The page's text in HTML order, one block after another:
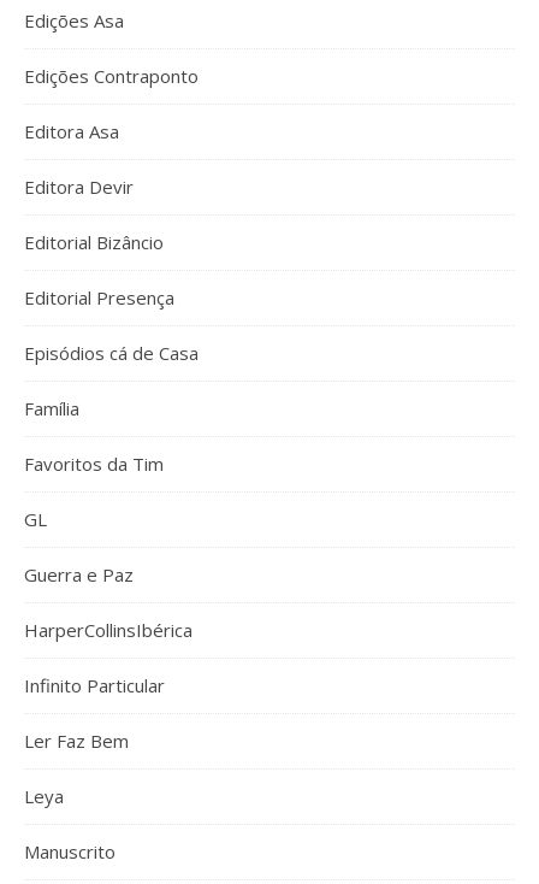
Edições Asa
Edições Contraponto
Editora Asa
Editora Devir
Editorial Bizâncio
Editorial Presença
Episódios cá de Casa
Família
Favoritos da Tim
GL
Guerra e Paz
HarperCollinsIbérica
Infinito Particular
Ler Faz Bem
Leya
Manuscrito